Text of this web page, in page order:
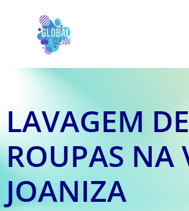
LAVAGEM DE
ROUPAS NA
JOANIZA